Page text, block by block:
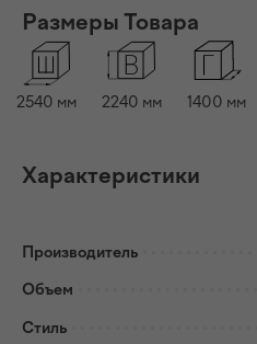
Размеры Товара
2540 мм 2240 мм 1400 мм
Характеристики
Производитель
Объем
Стиль